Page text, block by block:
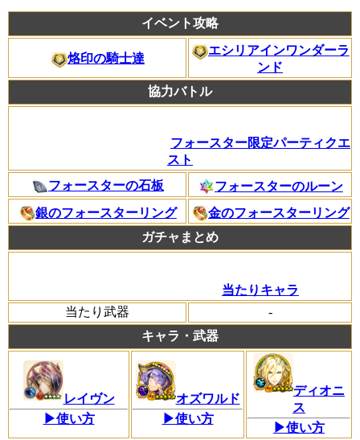
イベント攻略
烙印の騎士達
エシリアインワンダーラ
ンド
協力バトル
フォースター限定パーティクエ
スト
フォースターの石板
フォースターのルーン
銀のフォースターリング
金のフォースターリング
ガチャまとめ
当たりキャラ
当たり武器
-
キャラ・武器
レイヴン
▶使い方
オズワルド
▶使い方
ディオニ
ス
▶使い方